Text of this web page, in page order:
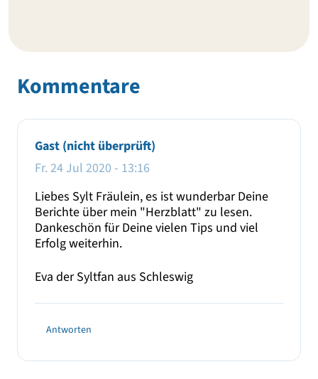
Kommentare
Gast (nicht überprüft)
Fr. 24 Jul 2020 - 13:16
Liebes Sylt Fräulein, es ist wunderbar Deine
Berichte über mein "Herzblatt" zu lesen.
Dankeschön für Deine vielen Tips und viel
Erfolg weiterhin.
Eva der Syltfan aus Schleswig
Antworten